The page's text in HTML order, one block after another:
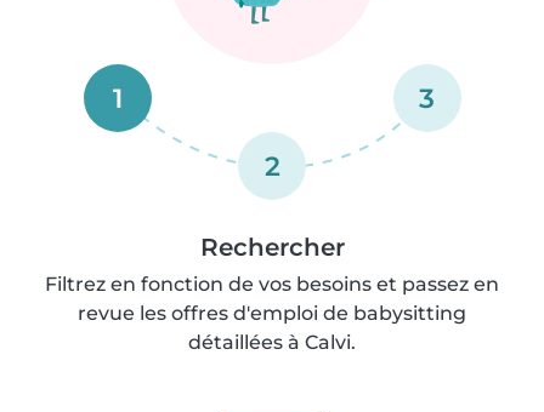
1
2
3
Rechercher
Filtrez en fonction de vos besoins et passez en
revue les offres d'emploi de babysitting
détaillées à Calvi.